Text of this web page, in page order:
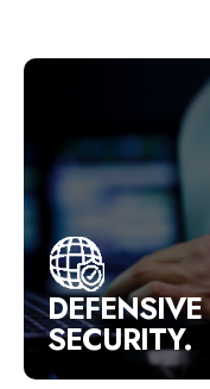
DEFENSIVE
SECURITY.